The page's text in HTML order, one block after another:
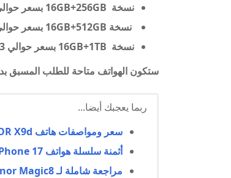
نسخة 16GB+256GB بسعر حوالي 686 دولارًا.
نسخة 16GB+512GB بسعر حوالي 754 دولارًا.
نسخة 16GB+1TB بسعر حوالي 823 دولارًا.
ستكون الهواتف متاحة للطلب المسبق بدءًا من 14 نوفمبر وستُطرح للبيع في الصين اعتبارًا
ربما يعجبك أيضا...
سعر ومواصفات هاتف HONOR X9d ـــ بطارية ضخمة😲
أثمنة سلسلة هواتف iPhone 17 في المغرب رسميًا
مراجعة شاملة لـ Honor Magic8 و Honor Magic8 Pro: السعر، المواصفات، والمميزات